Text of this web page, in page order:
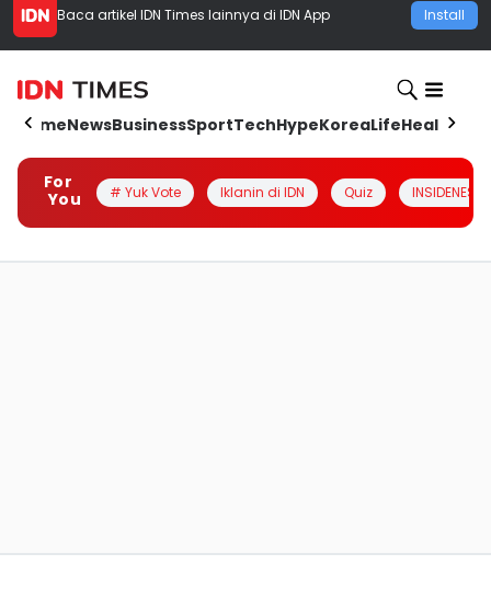
Baca artikel IDN Times lainnya di IDN App Install
HomeNewsBusinessSportTechHypeKoreaLifeHealth
For
You
# Yuk Vote Iklanin di IDN Quiz INSIDENESIA